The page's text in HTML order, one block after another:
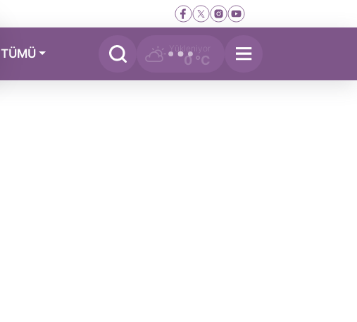
TÜMÜ Yükleniyor
0 °C